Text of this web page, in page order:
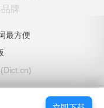
牌
最方便